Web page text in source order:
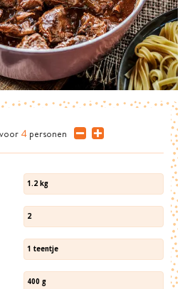
voor 4 personen
1.2 kg
2
1 teentje
400 g